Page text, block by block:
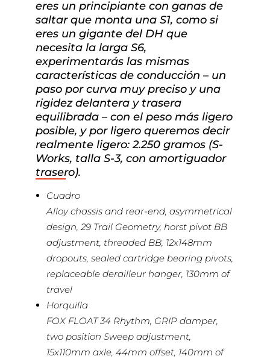
eres un principiante con ganas de
saltar que monta una S1, como si
eres un gigante del DH que
necesita la larga S6,
experimentarás las mismas
características de conducción – un
paso por curva muy preciso y una
rigidez delantera y trasera
equilibrada – con el peso más ligero
posible, y por ligero queremos decir
realmente ligero: 2.250 gramos (S-
Works, talla S-3, con amortiguador
trasero).
Cuadro
Alloy chassis and rear-end, asymmetrical
design, 29 Trail Geometry, horst pivot BB
adjustment, threaded BB, 12x148mm
dropouts, sealed cartridge bearing pivots,
replaceable derailleur hanger, 130mm of
travel
Horquilla
FOX FLOAT 34 Rhythm, GRIP damper,
two position Sweep adjustment,
15x110mm axle, 44mm offset, 140mm of